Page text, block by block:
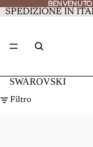
SPEDIZIONE IN
SWAROVSKI
Filtro